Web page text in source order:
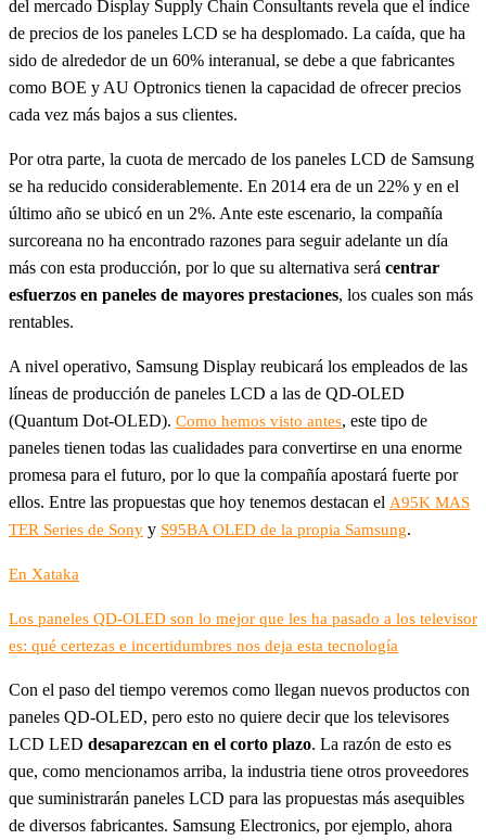
del mercado Display Supply Chain Consultants revela que el índice
de precios de los paneles LCD se ha desplomado. La caída, que ha
sido de alrededor de un 60% interanual, se debe a que fabricantes
como BOE y AU Optronics tienen la capacidad de ofrecer precios
cada vez más bajos a sus clientes.
Por otra parte, la cuota de mercado de los paneles LCD de Samsung
se ha reducido considerablemente. En 2014 era de un 22% y en el
último año se ubicó en un 2%. Ante este escenario, la compañía
surcoreana no ha encontrado razones para seguir adelante un día
más con esta producción, por lo que su alternativa será centrar
esfuerzos en paneles de mayores prestaciones, los cuales son más
rentables.
A nivel operativo, Samsung Display reubicará los empleados de las
líneas de producción de paneles LCD a las de QD-OLED
(Quantum Dot-OLED). Como hemos visto antes, este tipo de
paneles tienen todas las cualidades para convertirse en una enorme
promesa para el futuro, por lo que la compañía apostará fuerte por
ellos. Entre las propuestas que hoy tenemos destacan el A95K MAS
TER Series de Sony y S95BA OLED de la propia Samsung.
En Xataka
Los paneles QD-OLED son lo mejor que les ha pasado a los televisor
es: qué certezas e incertidumbres nos deja esta tecnología
Con el paso del tiempo veremos como llegan nuevos productos con
paneles QD-OLED, pero esto no quiere decir que los televisores
LCD LED desaparezcan en el corto plazo. La razón de esto es
que, como mencionamos arriba, la industria tiene otros proveedores
que suministrarán paneles LCD para las propuestas más asequibles
de diversos fabricantes. Samsung Electronics, por ejemplo, ahora